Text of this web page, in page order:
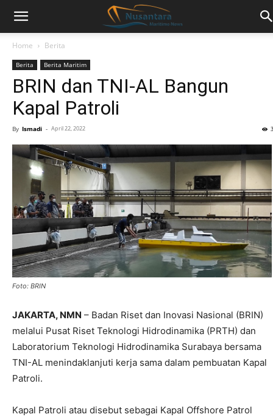
Home Berita
Berita Berita Maritim
BRIN dan TNI-AL Bangun
Kapal Patroli
By Ismadi - April 22, 2022
Foto: BRIN
JAKARTA, NMN – Badan Riset dan Inovasi Nasional (BRIN)
melalui Pusat Riset Teknologi Hidrodinamika (PRTH) dan
Laboratorium Teknologi Hidrodinamika Surabaya bersama
TNI-AL menindaklanjuti kerja sama dalam pembuatan Kapal
Patroli.
Kapal Patroli atau disebut sebagai Kapal Offshore Patrol